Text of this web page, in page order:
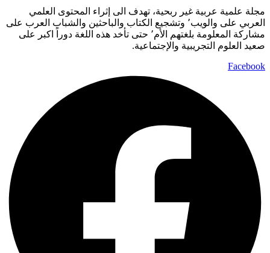
مجلة علمية عربية غير ربحية، تهدف الى إثراء المحتوى العلمي
العربي على والويب٬ وتشجيع الكتاب والباحثين والشباب العرب على
مشاركة المعلومة بلغتهم الأم٬ حتى تأخد هذه اللغة دوراً اكبر على
صعيد العلوم التجريبية والإجتماعية.
Facebook